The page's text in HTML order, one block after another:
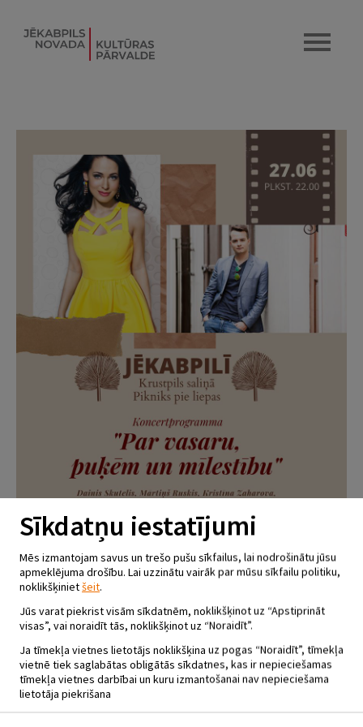
PIKNIKS PIE LIEPAS.
KONCERTPROGRAMMA “PAR
VASARU, PUĶĒM UN MĪLESTĪBU”
Sīkdatņu iestatījumi
Mēs izmantojam savus un trešo pušu sīkfailus, lai nodrošinātu jūsu
apmeklējuma drošību. Lai uzzinātu vairāk par mūsu sīkfailu politiku,
noklikšķinietšeit.
Jūs varat piekrist visām sīkdatnēm, noklikšķinot uz “Apstiprināt
visas”, vai noraidīt tās, noklikšķinot uz “Noraidīt”.
Ja tīmekļa vietnes lietotājs noklikšķina uz pogas “Noraidīt”, tīmekļa
vietnē tiek saglabātas obligātās sīkdatnes, kas ir nepieciešamas
tīmekļa vietnes darbībai un kuru izmantošanai nav nepieciešama
lietotāja piekrišana